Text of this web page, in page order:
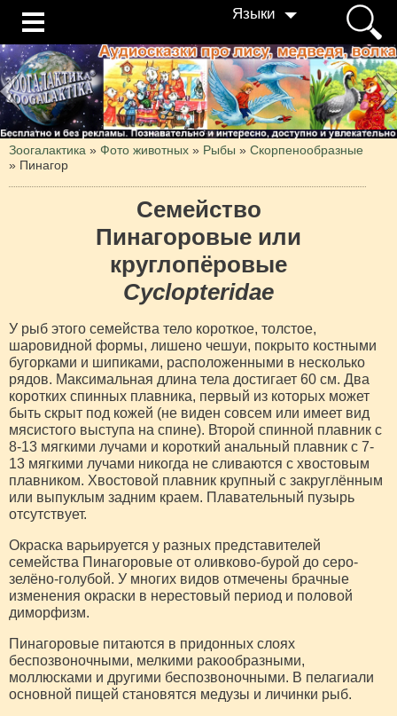
Языки
Зоогалактика » Фото животных » Рыбы » Скорпенообразные
» Пинагор
Семейство
Пинагоровые или
круглопёровые
Cyclopteridae
У рыб этого семейства тело короткое, толстое,
шаровидной формы, лишено чешуи, покрыто костными
бугорками и шипиками, расположенными в несколько
рядов. Максимальная длина тела достигает 60 см. Два
коротких спинных плавника, первый из которых может
быть скрыт под кожей (не виден совсем или имеет вид
мясистого выступа на спине). Второй спинной плавник с
8-13 мягкими лучами и короткий анальный плавник с 7-
13 мягкими лучами никогда не сливаются с хвостовым
плавником. Хвостовой плавник крупный с закруглённым
или выпуклым задним краем. Плавательный пузырь
отсутствует.
Окраска варьируется у разных представителей
семейства Пинагоровые от оливково-бурой до серо-
зелёно-голубой. У многих видов отмечены брачные
изменения окраски в нерестовый период и половой
диморфизм.
Пинагоровые питаются в придонных слоях
беспозвоночными, мелкими ракообразными,
моллюсками и другими беспозвоночными. В пелагиали
основной пищей становятся медузы и личинки рыб.